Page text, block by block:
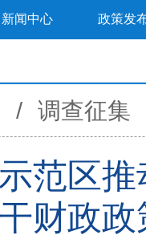
新闻中心 政策发
/ 调查征集
范区
财政